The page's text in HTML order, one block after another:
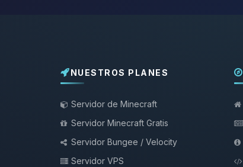
NUESTROS PLANES
Servidor de Minecraft
Servidor Minecraft Gratis
Servidor Bungee / Velocity
Servidor VPS